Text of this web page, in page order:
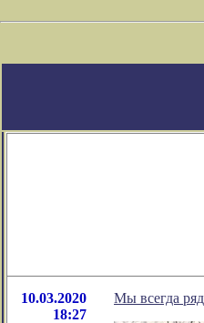
10.03.2020
18:27
Мы всегда